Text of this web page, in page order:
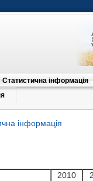
Статистична інформація
інформація
2010